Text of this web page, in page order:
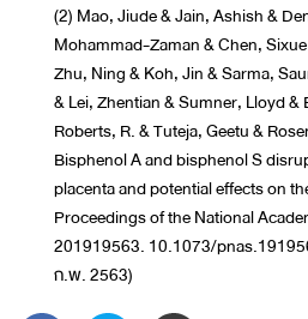
(2) Mao, Jiude & Jain, Ashish &
Mohammad-Zaman & Chen,
Zhu, Ning & Koh, Jin & Sarma,
& Lei, Zhentian & Sumner, Lloyd &
Roberts, R. & Tuteja, Geetu &
Bisphenol A and bisphenol S
placenta and potential effects on
Proceedings of the National
201919563. 10.1073/
ก.พ. 2563)